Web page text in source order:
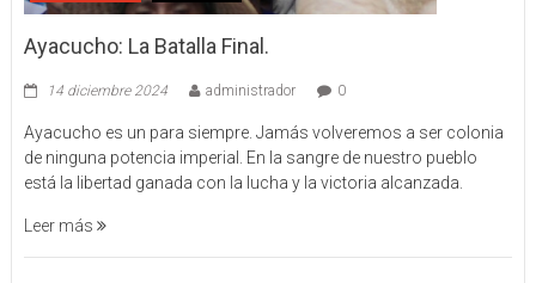
Ayacucho: La Batalla Final.
14 diciembre 2024 administrador 0
Ayacucho es un para siempre. Jamás volveremos a ser colonia
de ninguna potencia imperial. En la sangre de nuestro pueblo
está la libertad ganada con la lucha y la victoria alcanzada.
Leer más